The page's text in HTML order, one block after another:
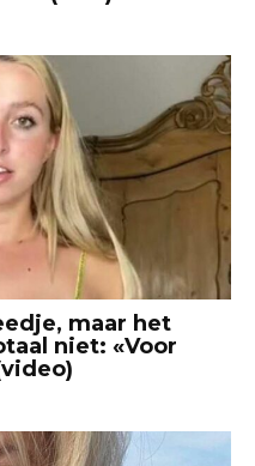
maar het
niet: «Voor